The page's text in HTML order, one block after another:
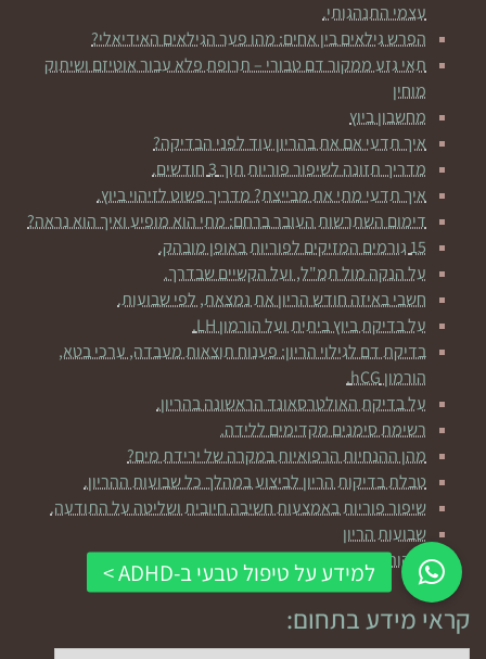
עצמי התנהגותי.
הפרש גילאים בין אחים: מהו פער הגילאים האידיאלי?
תאי גזע ממקור דם טבורי – תרופת פלא עבור אוטיזם ושיתוק
מוחין
מחשבון ביוץ
איך תדעי אם את בהריון עוד לפני הבדיקה?
מדריך תזונה לשיפור פוריות תוך 3 חודשים.
איך תדעי מתי את מבייצת? מדריך פשוט לזיהוי ביוץ.
דימום השתרשות העובר ברחם: מתי הוא מופיע ואיך הוא נראה?
15 גורמים המזיקים לפוריות באופן מובהק.
על הנקה מול תמ"ל, ועל הקשיים שבדרך.
חשבי באיזה חודש הריון את נמצאת, לפי שבועות.
על בדיקת ביוץ ביתית ועל הורמון LH.
בדיקת דם לגילוי הריון: פענוח תוצאות מעבדה, ערכי בטא,
הורמון hCG.
על בדיקת האולטרסאונד הראשונה בהריון.
רשימת סימנים מקדימים ללידה.
מהן ההנחיות הרפואיות במקרה של ירידת מים?
טבלת בדיקות הריון לביצוע במהלך כל שבועות ההריון.
שיפור פוריות באמצעות חשיבה חיובית ושליטה על התודעה.
שבועות הריון
לנקות פחות? זה דווקא טוב לילדים שלכן ומונע סרטן
קראי מידע בתחום: